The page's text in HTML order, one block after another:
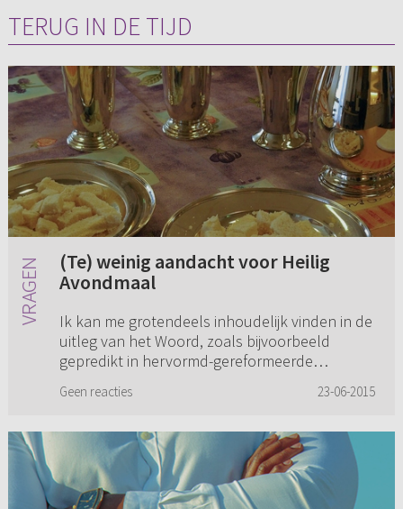
TERUG IN DE TIJD
(Te) weinig aandacht voor Heilig
Avondmaal
Ik kan me grotendeels inhoudelijk vinden in de
uitleg van het Woord, zoals bijvoorbeeld
gepredikt in hervormd-gereformeerde
het niet alleen om het Woord dra...
Geen reacties 23-06-2015